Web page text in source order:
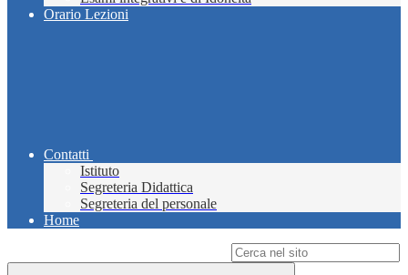
Orario Lezioni
Contatti
Istituto
Segreteria Didattica
Segreteria del personale
Home